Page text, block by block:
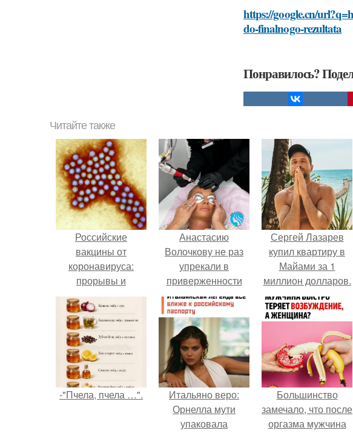
https://google.cn/
do-finalnogo-rezultata
Понравилось?
Читайте также
Российские
вакцины от
коронавируса:
прорывы и
достижения
Анастасию
Волочкову не раз
упрекали в
приверженности
устаревшим бьюти -
процедурам.
Сергей Лазарев
купил квартиру в
Майами за 1
миллион долларов.
-"Пчела, пчела …".
Итальяно веро:
Орнелла мути
упаковала
Большинство
замечало, что после
оргазма мужчина